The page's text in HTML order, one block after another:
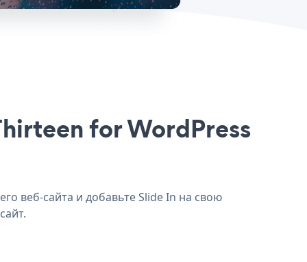
for WordPress
веб-сайта и добавьте Slide In на свою